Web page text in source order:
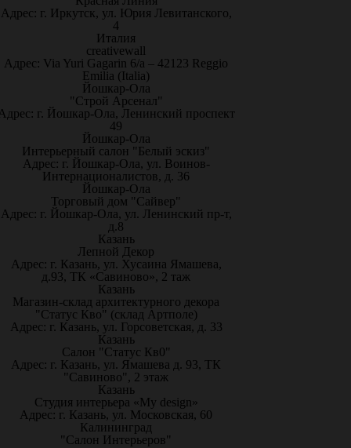
Адрес: г. Иркутск, ул. Юрия Левитанского,
4
Италия
creativewall
Адрес: Via Yuri Gagarin 6/a – 42123 Reggio
Emilia (Italia)
Йошкар-Ола
"Строй Арсенал"
г. Йошкар-Ола, Ленинский проспект
49
Йошкар-Ола
Интерьерный салон "Белый эскиз"
Адрес: г. Йошкар-Ола, ул. Воинов-
Интернационалистов, д. 36
Йошкар-Ола
Торговый дом "Сайвер"
Адрес: г. Йошкар-Ола, ул. Ленинский пр-т,
д.8
Казань
Лепной Декор
Адрес: г. Казань, ул. Хусаина Ямашева,
д.93, ТК «Савиново», 2 таж
Казань
Магазин-склад архитектурного декора
"Статус Кво" (склад Артполе)
Адрес: г. Казань, ул. Горсоветская, д. 33
Казань
Салон "Статус Кв0"
Адрес: г. Казань, ул. Ямашева д. 93, ТК
"Савиново", 2 этаж
Казань
Студия интерьера «My design»
Адрес: г. Казань, ул. Московская, 60
Калининград
"Салон Интерьеров"